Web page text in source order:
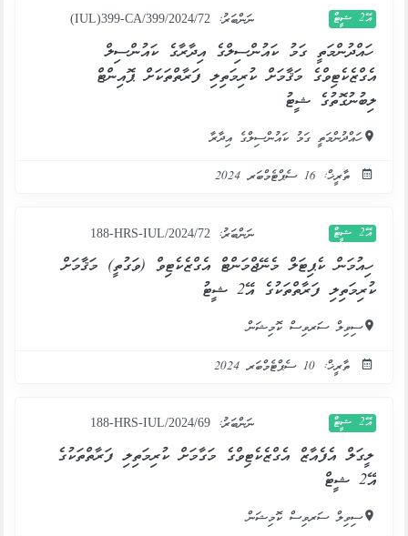
އޭ2 ޝީޓް ނަންބަރު: (IUL)399-CA/399/2024/72
ހައްދުންމަތީ ގަމު ކައުންސިލްގެ އިދާރާގެ ކައުންސިލް
އެގްޒެކެޓިވްގެ މަޤާމަށް ކުރިމަތިލި ފަރާތްތަކަށް ޕޮއިންޓް
ލިބުނުގޮތުގެ ޝީޓު
ހައްދުންމަތީ ގަމު ކައުންސިލްގެ އިދާރާ
ތާރީޚް: 16 ސެޕްޓެމްބަރ 2024
އޭ2 ޝީޓް ނަންބަރު: 188-HRS-IUL/2024/72
ހިއުމަން ކެޕިޓަލް މެނޭޖްމަންޓް އެގްޒެކެޓިވް (ވަގުތީ) މަޤާމަށް
ކުރިމަތިލި ފަރާތްތަކުގެ އޭ2 ޝީޓު
ސިވިލް ސަރވިސް ކޮމިޝަން
ތާރީޚް: 10 ސެޕްޓެމްބަރ 2024
އޭ2 ޝީޓް ނަންބަރު: 188-HRS-IUL/2024/69
ލީގަލް އެފެއާޒް އެގްޒެކެޓިވްގެ މަގާމަށް ކުރިމަތިލި ފަރާތްތަކުގެ
އޭ2 ޝީޓް
ސިވިލް ސަރވިސް ކޮމިޝަން